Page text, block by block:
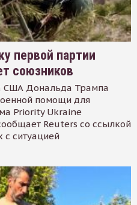
первой партии
союзников
США Дональда Трампа
помощи для
Priority Ukraine
Reuters со ссылкой
с ситуацией